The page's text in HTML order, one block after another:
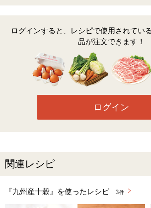
ログインすると、レシピで使用されてい
品が注文できます！
ログイン
関連レシピ
『九州産十穀』を使ったレシピ 3件